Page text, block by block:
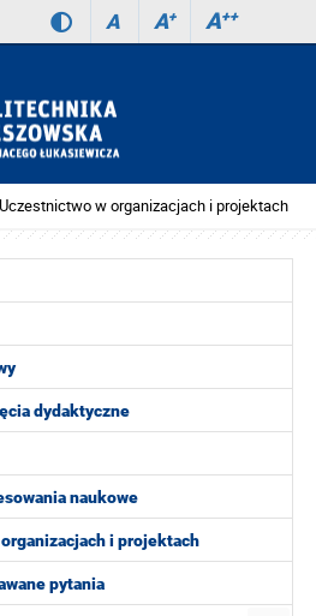
A A+ A++
Uczestnictwo w organizacjach i projektach
dydaktyczne
naukowe
i projektach
pytania